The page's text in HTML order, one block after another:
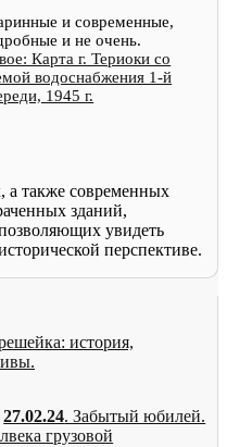
и современные,
и не очень.
Карта г. Териоки со
водоснабжения 1-й
1945 г.
а также современных
зданий,
увидеть
перспективе.
история,
27.02.24. Забытый юбилей.
грузовой